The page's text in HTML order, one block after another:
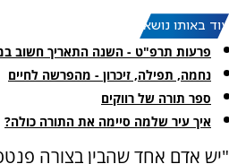
עוד באותו נושא:
פרעות תרפ"ט - השנה התאריך חשוב
נחמה, תפילה, זיכרון - מהפרשה לחיים
ספר תורה של רווקים
איך עיר שלמה סיימה את התורה כולה?
"יש אדם אחד שהבין בצורה